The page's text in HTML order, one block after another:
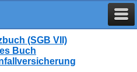
(SGB VII)
Buch